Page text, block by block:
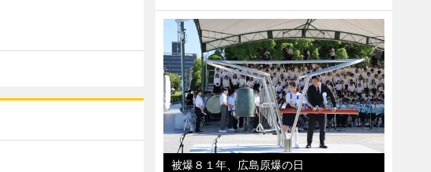
被爆８１年、広島原爆の日